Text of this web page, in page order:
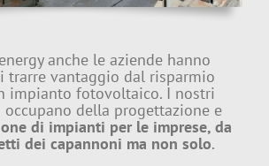
anche le aziende hanno
trarre vantaggio dal risparmio
impianto fotovoltaico. I nostri
della progettazione e
di impianti per le imprese, da
dei capannoni ma non solo.